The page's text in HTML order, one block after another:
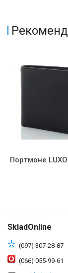
Портмоне
SkladOnline
(097) 307-28-87
(066) 055-99-61